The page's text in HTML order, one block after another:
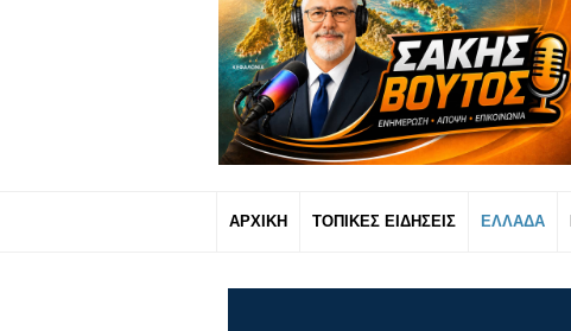
ΑΡΧΙΚΗ ΤΟΠΙΚΕΣ ΕΙΔΗΣΕΙΣ ΕΛΛΑΔΑ